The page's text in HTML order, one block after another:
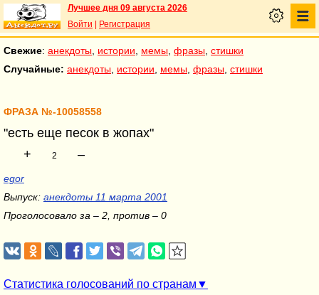
Лучшее дня 09 августа 2026
Войти
Регистрация
Свежие: анекдоты истории мемы фразы стишки
Случайные: анекдоты истории мемы фразы стишки
ФРАЗА №-10058558
"есть еще песок в жопах"
+
2 –
egor
Выпуск: анекдоты 11 марта 2001
Проголосовало за – 2, против – 0
Статистика голосований по странам